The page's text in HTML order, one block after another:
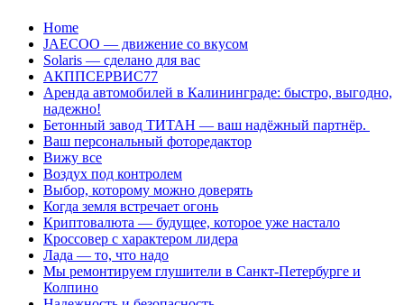
Перейти
содержанию
Home
JAECOO — движение со вкусом
Solaris — сделано для вас
АКППСЕРВИС77
Аренда автомобилей в Калининграде: быстро, выгодно,
надежно!
Бетонный завод ТИТАН — ваш надёжный партнёр.
Ваш персональный фоторедактор
Вижу все
Воздух под контролем
Выбор, которому можно доверять
Когда земля встречает огонь
Криптовалюта — будущее, которое уже настало
Кроссовер с характером лидера
Лада — то, что надо
Мы ремонтируем глушители в Санкт-Петербурге и
Колпино